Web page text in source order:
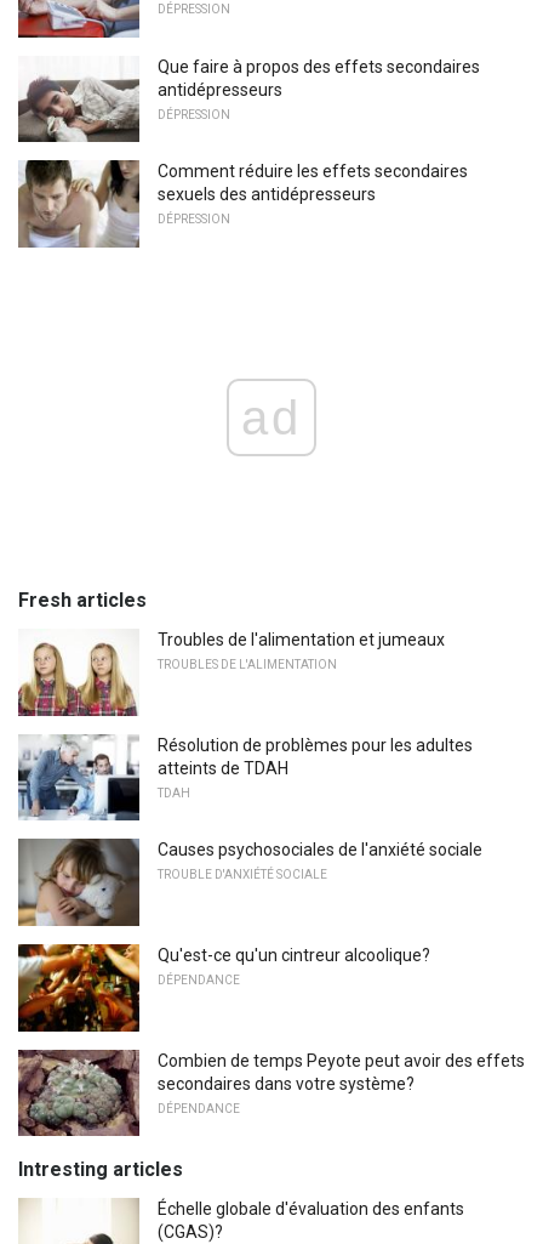
DÉPRESSION
Que faire à propos des effets secondaires
antidépresseurs
DÉPRESSION
Comment réduire les effets secondaires
sexuels des antidépresseurs
DÉPRESSION
ad
Fresh articles
Troubles de l'alimentation et jumeaux
TROUBLES DE L'ALIMENTATION
Résolution de problèmes pour les adultes
atteints de TDAH
TDAH
Causes psychosociales de l'anxiété sociale
TROUBLE D'ANXIÉTÉ SOCIALE
Qu'est-ce qu'un cintreur alcoolique?
DÉPENDANCE
Combien de temps Peyote peut avoir des effets
secondaires dans votre système?
DÉPENDANCE
Intresting articles
Échelle globale d'évaluation des enfants
(CGAS)?